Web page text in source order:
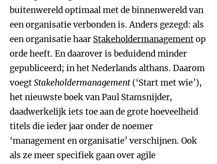
buitenwereld optimaal met de binnenwereld van
een organisatie verbonden is. Anders gezegd: als
een organisatie haar Stakeholdermanagementop
orde heeft. En daarover is beduidend minder
gepubliceerd; in het Nederlands althans. Daarom
voegtStakeholdermanagement (‘Start met wie’),
het nieuwste boek van Paul Stamsnijder,
daadwerkelijk iets toe aan de grote hoeveelheid
titels die ieder jaar onder de noemer
‘management en organisatie’ verschijnen. Ook
als ze meer specifiek gaan over agile